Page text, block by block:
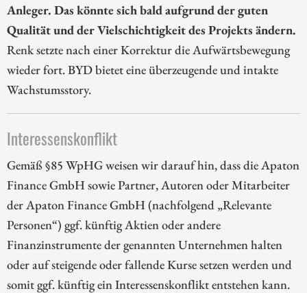
Anleger. Das könnte sich bald aufgrund der guten
Qualität und der Vielschichtigkeit des Projekts ändern.
Renk setzte nach einer Korrektur die Aufwärtsbewegung
wieder fort. BYD bietet eine überzeugende und intakte
Wachstumsstory.
Interessenskonflikt
Gemäß §85 WpHG weisen wir darauf hin, dass die Apaton
Finance GmbH sowie Partner, Autoren oder Mitarbeiter
der Apaton Finance GmbH (nachfolgend „Relevante
Personen“) ggf. künftig Aktien oder andere
Finanzinstrumente der genannten Unternehmen halten
oder auf steigende oder fallende Kurse setzen werden und
somit ggf. künftig ein Interessenskonflikt entstehen kann.